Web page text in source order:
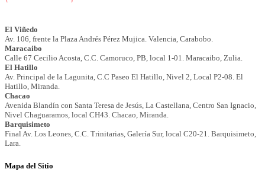
Mapa del Sitio